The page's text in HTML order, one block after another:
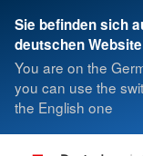
Sie befinden sich
deutschen Website
You are on the
you can use the
the English one